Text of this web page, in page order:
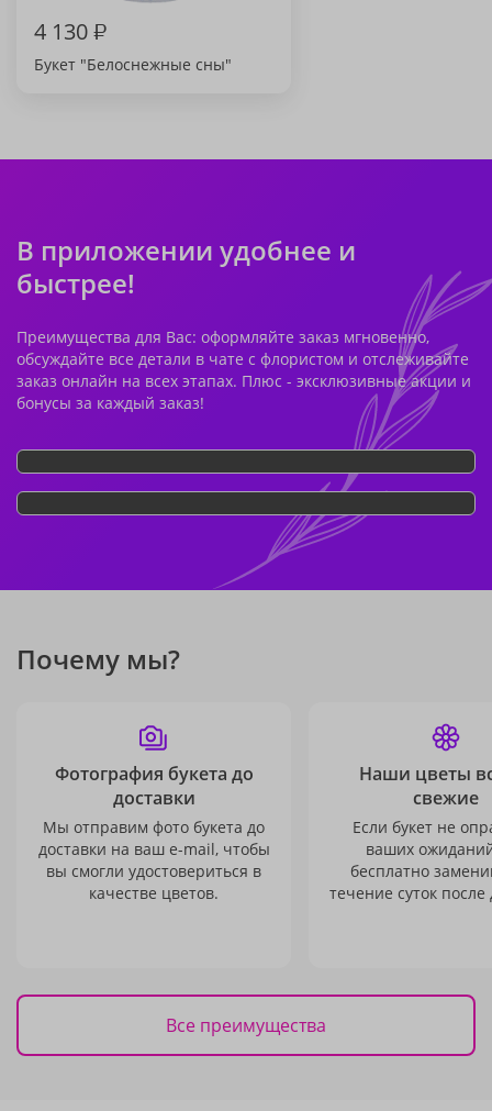
4 130₽
Букет "Белоснежные сны"
В приложении удобнее и
быстрее!
Преимущества для Вас: оформляйте заказ мгновенно,
обсуждайте все детали в чате с флористом и отслеживайте
заказ онлайн на всех этапах. Плюс - эксклюзивные акции и
бонусы за каждый заказ!
Почему мы?
Фотография букета до
доставки
Мы отправим фото букета до
доставки на ваш e-mail, чтобы
вы смогли удостовериться в
качестве цветов.
Наши цветы
свежие
Если букет не
ваших
бесплатно
течение суток после
Все преимущества